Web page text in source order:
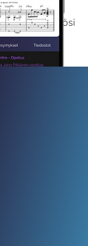
käyttöösi